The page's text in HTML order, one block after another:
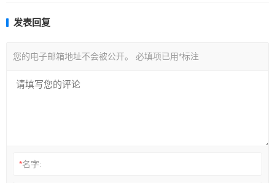
发表回复
您的电子邮箱地址不会被公开。 必填项已用*标注
*名字: